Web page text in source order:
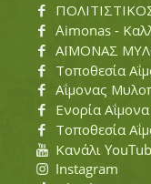
Aimonas -
ΑΪΜΟΝΑΣ
Τοποθεσία
Αΐμονας
Ενορία
Τοποθεσία
Κανάλι
Instagram